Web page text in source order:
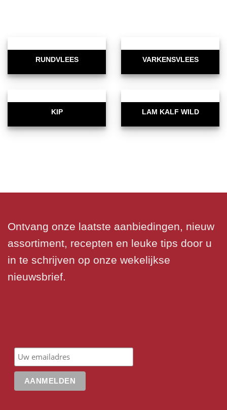
RUNDVLEES VARKENSVLEES
KIP LAM KALF WILD
Ontvang onze laatste aanbiedingen, nieuw
assortiment, recepten en leuke tips door u
in te schrijven op onze wekelijkse
nieuwsbrief.